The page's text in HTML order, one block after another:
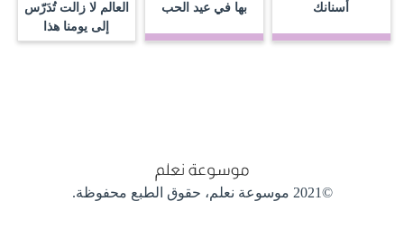
أسنانك
بها في عيد الحب
العالم لا زالت تُدَرّس
إلى يومنا هذا
©2021 موسوعة نعلم، حقوق الطبع محفوظة.